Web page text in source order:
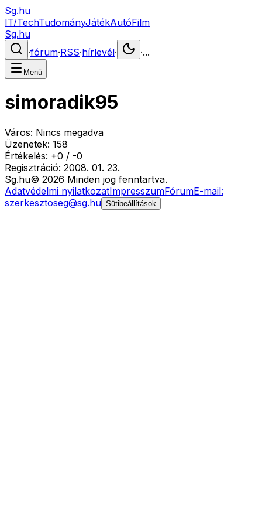
Sg.hu
IT/TechTudományJátékAutóFilm
Sg.hu
·fórum·RSS·hírlevél· ·...
Menü
simoradik95
Város: Nincs megadva
Üzenetek: 158
Értékelés: +0 / -0
Regisztráció: 2008. 01. 23.
Sg.hu© 2026 Minden jog fenntartva.
Adatvédelmi nyilatkozatImpresszumFórumE-mail:
szerkesztoseg@sg.hu Sütibeállítások